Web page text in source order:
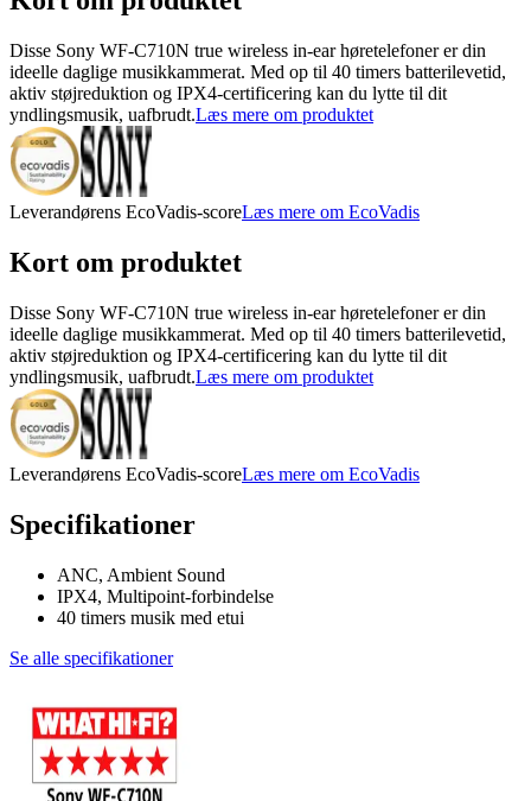
Disse Sony WF-C710N true wireless in-ear høretelefoner er din
ideelle daglige musikkammerat. Med op til 40 timers batterilevetid,
aktiv støjreduktion og IPX4-certificering kan du lytte til dit
yndlingsmusik, uafbrudt.Læs mere om produktet
Leverandørens EcoVadis-scoreLæs mere om EcoVadis
Kort om produktet
Disse Sony WF-C710N true wireless in-ear høretelefoner er din
ideelle daglige musikkammerat. Med op til 40 timers batterilevetid,
aktiv støjreduktion og IPX4-certificering kan du lytte til dit
yndlingsmusik, uafbrudt.Læs mere om produktet
Leverandørens EcoVadis-scoreLæs mere om EcoVadis
Specifikationer
ANC, Ambient Sound
IPX4, Multipoint-forbindelse
40 timers musik med etui
Se alle specifikationer